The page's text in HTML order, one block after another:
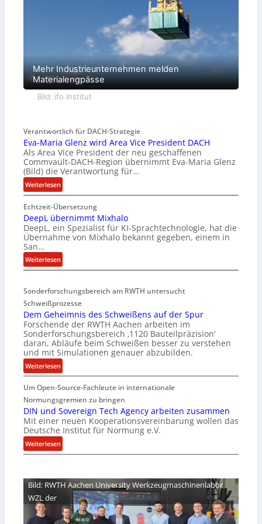
Mehr Industrieunternehmen melden
Materialengpässe
Bild: ifo Institut
Verantwortlich für DACH-Strategie
Eva-Maria Glenz wird Area Vice President DACH
Als Area Vice President der neu geschaffenen
Commvault-DACH-Region übernimmt Eva-Maria Glenz
(Bild) die Verantwortung für…
Weiterlesen:
E
v
a
-
M
a
r
i
G
l
e
n
z
w
i
r
d
r
e
a
V
i
P
e
s
Echtzeit-Übersetzung
DeepL übernimmt Mixhalo
DeepL, ein Spezialist für KI-Sprachtechnologie, hat die
Übernahme von Mixhalo bekannt gegeben, einem in
San…
Weiterlesen:
D
e
p
L
ü
b
e
r
n
m
m
t
M
i
x
l
Sonderforschungsbereich am RWTH untersucht
Schweißprozesse
Dem Geheimnis des Schweißens auf der Spur
Forschende der RWTH Aachen arbeiten im
Sonderforschungsbereich ‚1120 Bauteilpräzision‘
daran, Abläufe beim Schweißen besser zu verstehen
und mit Simulationen genauer abzubilden.
Weiterlesen:
D
e
m
G
e
h
e
i
i
d
e
Um Open-Source-Fachleute in internationale
Normungsgremien zu bringen
DIN und Sovereign Tech Agency arbeiten zusammen
Mit einer neuen Kooperationsvereinbarung wollen das
Deutsche Institut für Normung e.V.
Weiterlesen:
D
u
d
S
Bild: RWTH Aachen University Werkzeugmaschinenlabor
WZL der